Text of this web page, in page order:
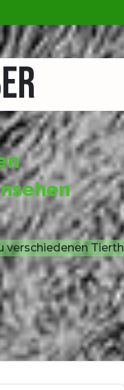
verschiedenen